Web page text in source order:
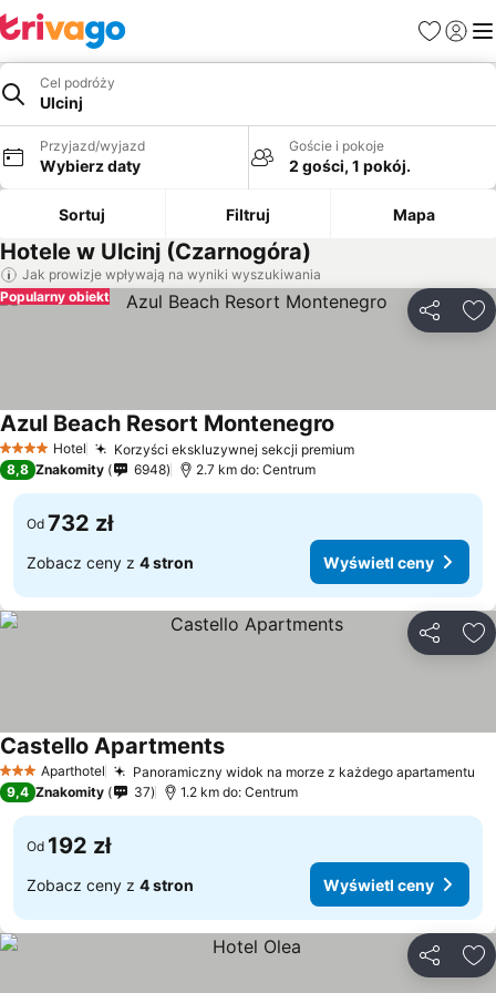
Ulubione
Cel podróży
Ulcinj
Przyjazd/wyjazd
Wybierz daty
Goście i pokoje
2 gości, 1 pokój.
Sortuj Filtruj Mapa
Hotele w Ulcinj (Czarnogóra)
Jak prowizje wpływają na wyniki wyszukiwania
Popularny obiekt
4 KategoriaHotel Korzyści ekskluzywnej sekcji premium
Azul Beach Resort Montenegro
8,8 Znakomity 6948 2.7 km do: Centrum
Od 732 zł
Zobacz ceny z 4 stron Wyświetl ceny
3 KategoriaAparthotel Panoramiczny widok na morze z każdego apartamentu
Castello Apartments
9,4 Znakomity 37 1.2 km do: Centrum
Od 192 zł
Zobacz ceny z 4 stron Wyświetl ceny